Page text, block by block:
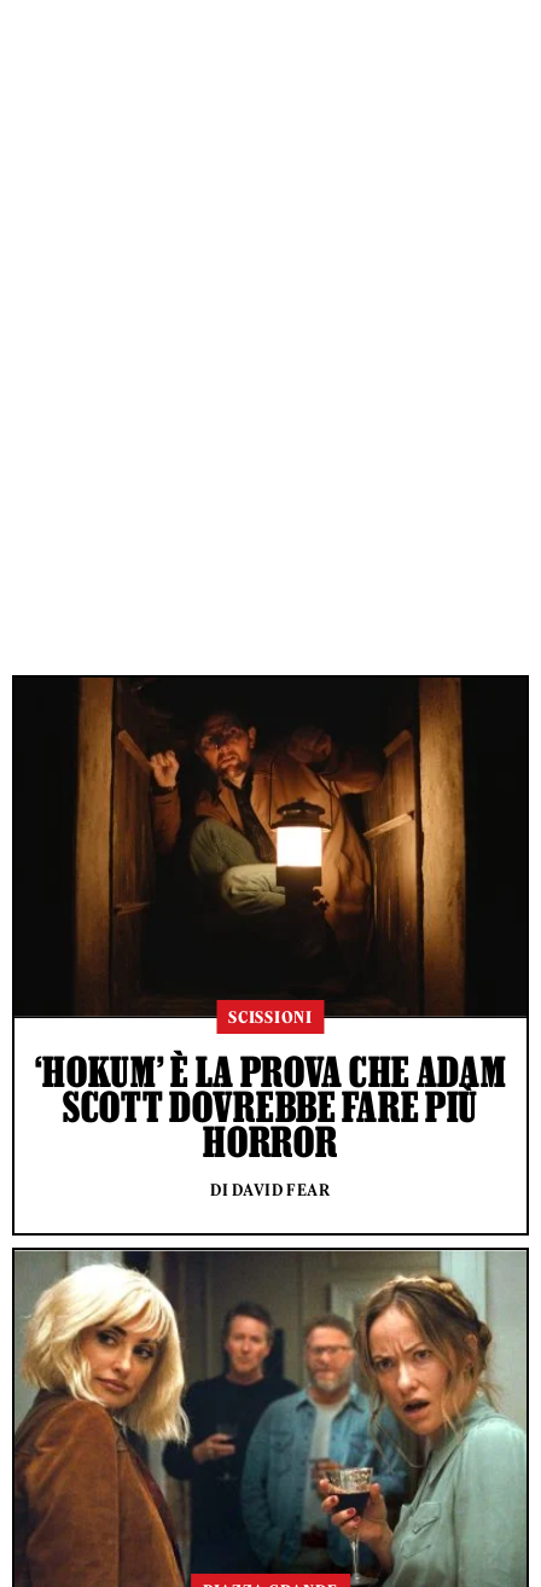
SCISSIONI
‘HOKUM’ È LA PROVA CHE ADAM
SCOTT DOVREBBE FARE PIÙ
HORROR
DI DAVID FEAR